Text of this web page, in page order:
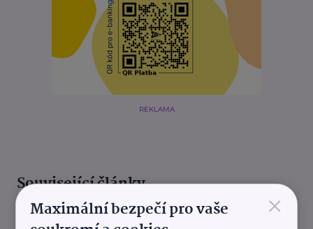
REKLAMA
Související články
×
Maximální bezpečí pro vaše